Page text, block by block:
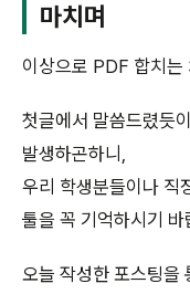
마치며
이상으로 PDF 합치는
첫글에서 말씀드렸듯
발생하곤하니,
우리 학생분들이나 직
툴을 꼭 기억하시기 바
오늘 작성한 포스팅을